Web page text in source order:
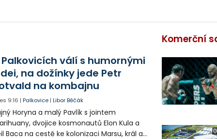
Palkovicích válí s humornými
na dožínky jede Petr
na kombajnu
9:16 |Palkovice |Libor Běčák
Horyna a malý Pavlík s jointem
dvojice kosmonautů Elon Kula a
Baca na cestě ke kolonizaci Marsu, král a
Komerční